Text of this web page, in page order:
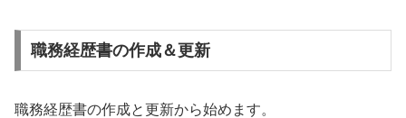
職務経歴書の作成＆更新
職務経歴書の作成と更新から始めます。